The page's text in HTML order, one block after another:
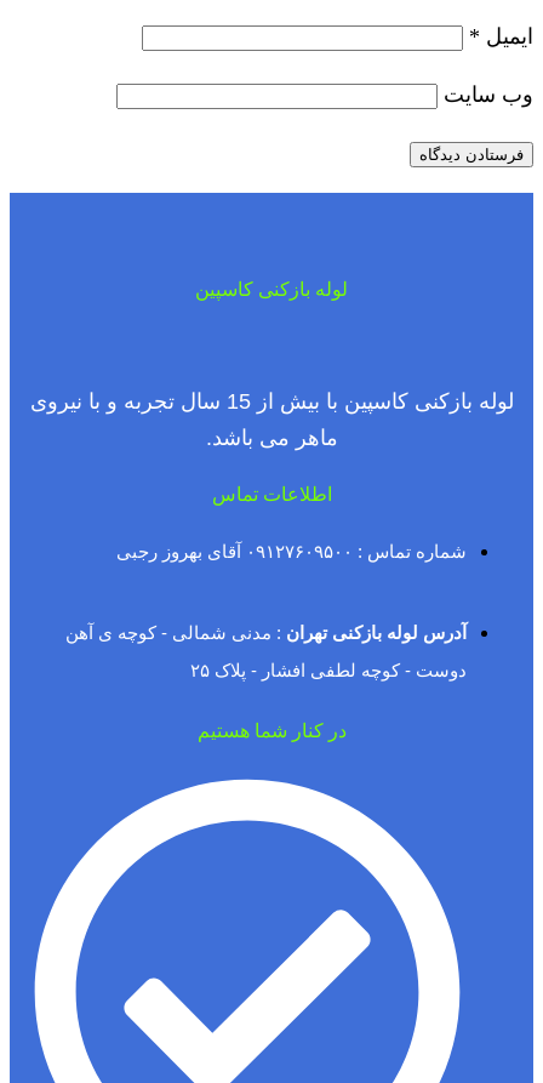
ایمیل *
وب‌ سایت
لوله بازکنی کاسپین
لوله بازکنی کاسپین با بیش از 15 سال تجربه و با نیروی
ماهر می باشد.
اطلاعات تماس
شماره تماس : ۰۹۱۲۷۶۰۹۵۰۰ آقای بهروز رجبی
آدرس لوله بازکنی تهران : مدنی شمالی - کوچه ی آهن
دوست - کوچه لطفی افشار - پلاک ۲۵
در کنار شما هستیم